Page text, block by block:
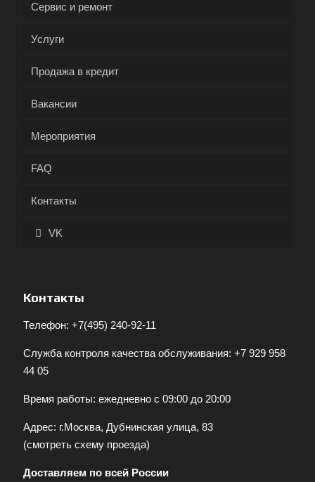
Сервис и ремонт
Услуги
Продажа в кредит
Вакансии
Мероприятия
FAQ
Контакты
VK
Контакты
Телефон: +7(495) 240-92-11
Служба контроля качества обслуживания: +7 929 958
44 05
Время работы: ежедневно с 09:00 до 20:00
Адрес: г.Москва, Дубнинская улица, 83
(смотреть схему проезда)
Доставляем по всей России